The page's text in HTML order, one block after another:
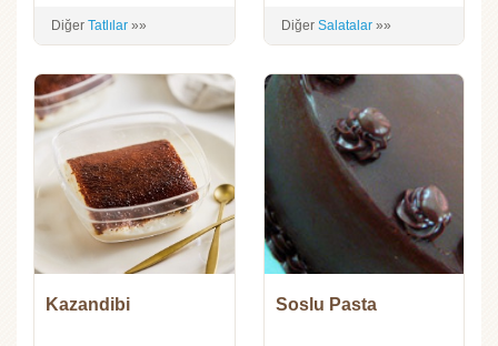
Diğer Tatlılar »» Diğer Salatalar»»
Kazandibi Soslu Pasta